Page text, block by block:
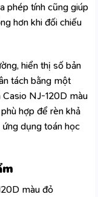
phép tính cũng giúp
hơn khi đối chiếu
hiển thị số bản
tách bằng một
Casio NJ-120D màu
hợp để rèn khả
dụng toán học
màu đỏ